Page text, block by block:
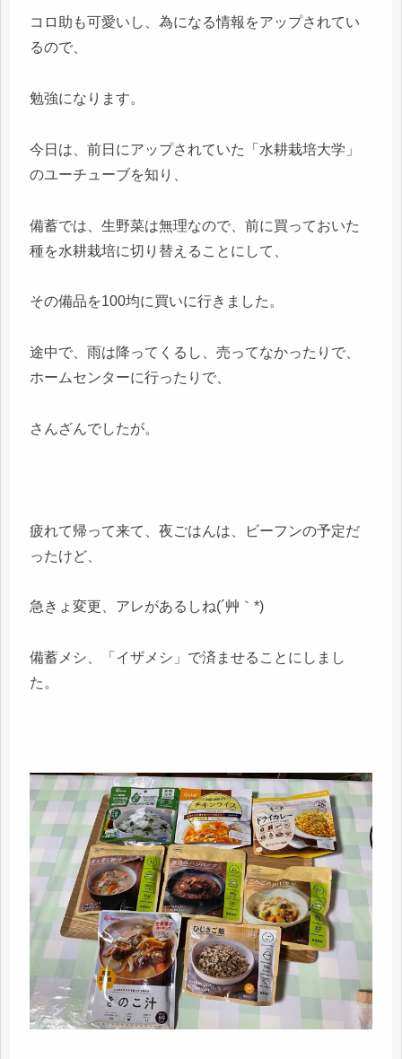
コロ助も可愛いし、為になる情報をアップされてい
るので、
勉強になります。
今日は、前日にアップされていた「水耕栽培大学」
のユーチューブを知り、
備蓄では、生野菜は無理なので、前に買っておいた
種を水耕栽培に切り替えることにして、
その備品を100均に買いに行きました。
途中で、雨は降ってくるし、売ってなかったりで、
ホームセンターに行ったりで、
さんざんでしたが。
疲れて帰って来て、夜ごはんは、ビーフンの予定だ
ったけど、
急きょ変更、アレがあるしね(´艸｀*)
備蓄メシ、「イザメシ」で済ませることにしまし
た。